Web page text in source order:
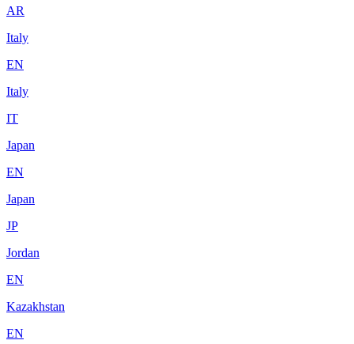
AR
Italy
EN
Italy
IT
Japan
EN
Japan
JP
Jordan
EN
Kazakhstan
EN